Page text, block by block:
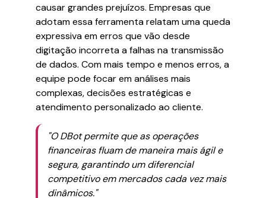
causar grandes prejuízos. Empresas que
adotam essa ferramenta relatam uma queda
expressiva em erros que vão desde
digitação incorreta a falhas na transmissão
de dados. Com mais tempo e menos erros, a
equipe pode focar em análises mais
complexas, decisões estratégicas e
atendimento personalizado ao cliente.
"O DBot permite que as operações
financeiras fluam de maneira mais ágil e
segura, garantindo um diferencial
competitivo em mercados cada vez mais
dinâmicos."